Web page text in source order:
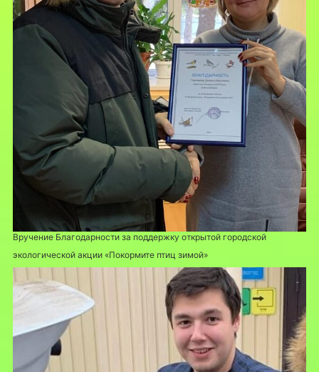
Вручение Благодарности за поддержку открытой городской
экологической акции «Покормите птиц зимой»